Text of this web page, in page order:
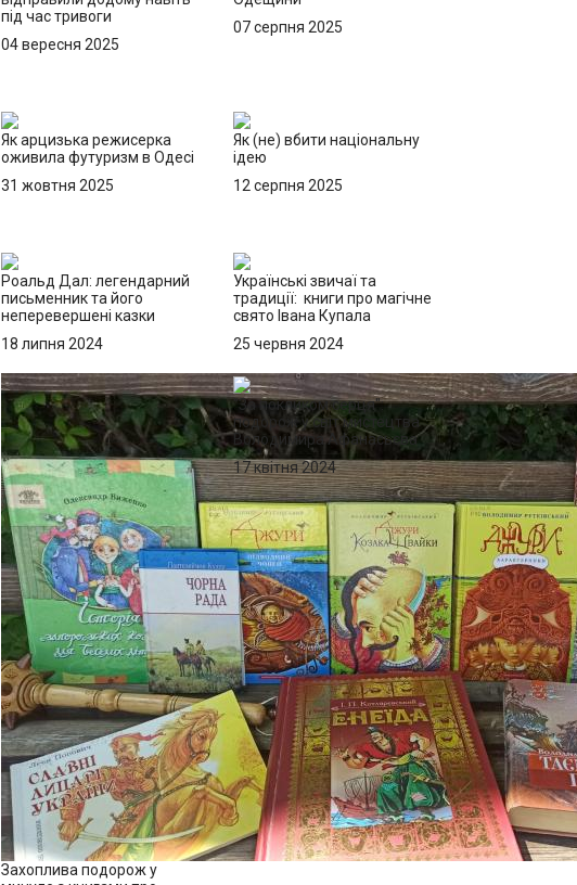
під час тривоги
04 вересня 2025
07 серпня 2025
Як арцизька режисерка
оживила футуризм в Одесі
31 жовтня 2025
Як (не) вбити національну
ідею
12 серпня 2025
Роальд Дал: легендарний
письменник та його
неперевершені казки
18 липня 2024
Українські звичаї та
традиції: книги про магічне
свято Івана Купала
25 червня 2024
Захоплива подорож у
"За покликом серця":
подорож у світ мистецтва
Володимира Афанасьєва
17 квітня 2024